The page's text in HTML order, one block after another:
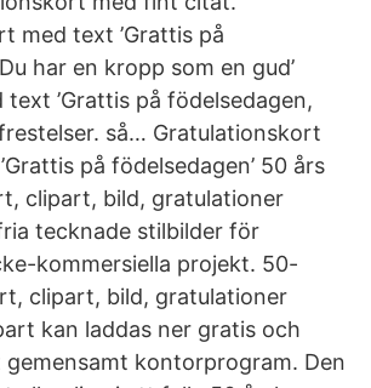
med text ’Grattis på
har en kropp som en gud’
’Grattis på födelsedagen,
så… Gratulationskort
på födelsedagen’ 50 års
clipart, bild, gratulationer
tecknade stilbilder för
kommersiella projekt. 50-
clipart, bild, gratulationer
kan laddas ner gratis och
kontorprogram. Den